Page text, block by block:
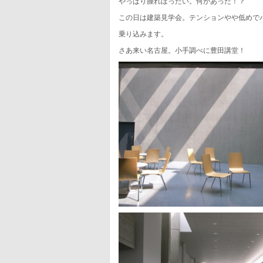
この日は建築見学会。テンションやや低めで
乗り込みます。
さあ来い名古屋。小手調べに豊田講堂！